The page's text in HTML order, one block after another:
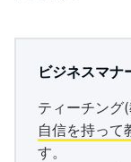
ビジネスマナ
ティーチング
自信を持って
す。